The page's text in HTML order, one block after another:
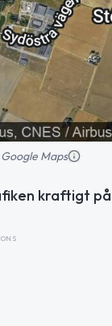
Maps
kraftigt